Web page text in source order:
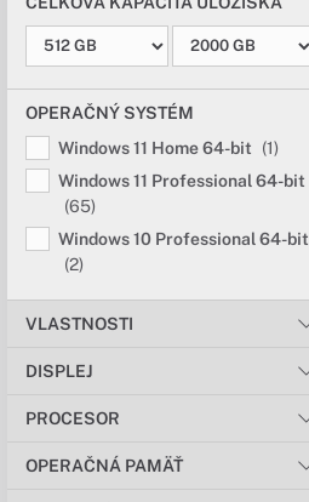
OPERAČNÝ SYSTÉM
Windows 11 Home 64-bit
(1)
Windows 11 Professional 64-bit
(65)
Windows 10 Professional 64-bit
(2)
VLASTNOSTI
DISPLEJ
PROCESOR
OPERAČNÁ PAMÄŤ